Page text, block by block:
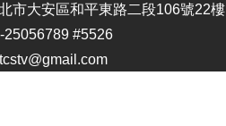
市大安區和平東路二段106號22樓
25056789 #5526